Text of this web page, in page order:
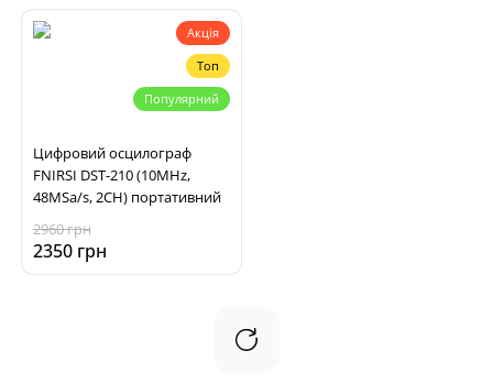
Акція
Топ
Популярний
Цифровий осцилограф
FNIRSI DST-210 (10MHz,
48MSa/s, 2CH) портативний
2960 грн
2350 грн